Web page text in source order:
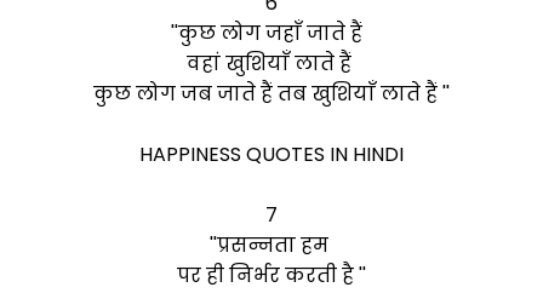
''कुछ लोग जहाँ जाते हैं
वहां खुशियाँ लाते हैं
कुछ लोग जब जाते हैं तब खुशियाँ लाते हैं ''
HAPPINESS QUOTES IN HINDI
7
''प्रसन्नता हम
पर ही निर्भर करती है ''